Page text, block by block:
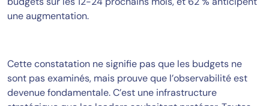
une augmentation.
Cette constatation ne signifie pas que les budgets ne
sont pas examinés, mais prouve que l’observabilité est
devenue fondamentale. C’est une infrastructure